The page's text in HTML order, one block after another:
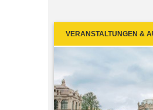
VERANSTALTUNGEN &